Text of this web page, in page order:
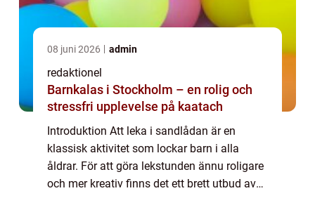
08 juni 2026 admin
redaktionel
Barnkalas i Stockholm – en rolig och
stressfri upplevelse på kaatach
Introduktion Att leka i sandlådan är en
klassisk aktivitet som lockar barn i alla
åldrar. För att göra lekstunden ännu roligare
och mer kreativ finns det ett brett utbud av